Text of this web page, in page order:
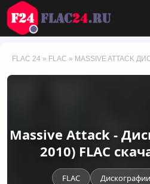
FLAC 24 » FLAC » MASSIVE ATTACK
Massive Attack -
2010) FLAC
FLAC Дискографии